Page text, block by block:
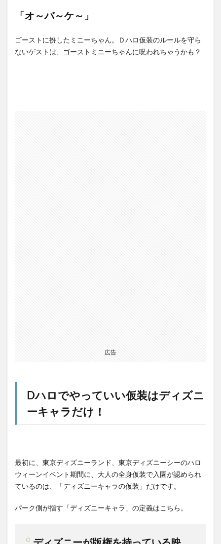
「オ～バ～ケ～」
ゴーストに扮したミニーちゃん。Ｄハロ仮装のルールを守ら
ないゲストは、ゴーストミニーちゃんに呪われちゃうかも？
広告
Dハロでやっていい仮装はディズニ
ーキャラだけ！
最初に、東京ディズニーランド、東京ディズニーシーのハロ
ウィーンイベント期間に、大人の全身仮装で入園が認められ
ているのは、「ディズニーキャラの仮装」だけです。
パーク側が指す「ディズニーキャラ」の定義はこちら。